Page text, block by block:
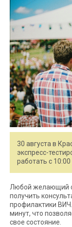
30 августа в
экспресс-
работать с
Любой желающий
получить
профилактики
минут, что
свое состояние.